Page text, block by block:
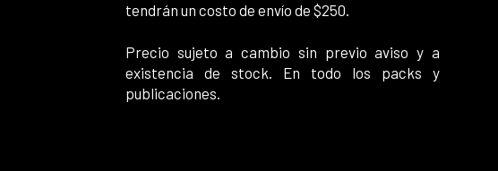
tendrán un costo de envío de $250.
Precio sujeto a cambio sin previo aviso y a
existencia de stock. En todo los packs y
publicaciones.